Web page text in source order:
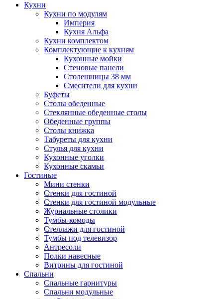
Кухни
Кухни по модулям
Империя
Кухня Альфа
Кухни комплектом
Комплектующие к кухням
Кухонные мойки
Стеновые панели
Столешницы 38 мм
Смесители для кухни
Буфеты
Столы обеденные
Стеклянные обеденные столы
Обеденные группы
Столы книжка
Табуреты для кухни
Стулья для кухни
Кухонные уголки
Кухонные скамьи
Гостиные
Мини стенки
Стенки для гостиной
Стенки для гостиной модульные
Журнальные столики
Тумбы-комоды
Стеллажи для гостиной
Тумбы под телевизор
Антресоли
Полки навесные
Витрины для гостиной
Спальни
Спальные гарнитуры
Спальни модульные